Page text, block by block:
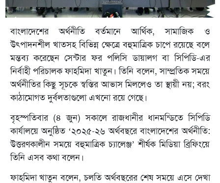
বাংলাদেশের অর্থনীতি বর্তমানে আর্থিক, সামাজিক ও
উৎপাদনশীল খাতসহ বিভিন্ন ক্ষেত্রে বহুমাত্রিক চাপে রয়েছে বলে
মন্তব্য করেছেন সেন্টার ফর পলিসি ডায়ালগ বা সিপিডি-এর
নির্বাহী পরিচালক ফাহমিদা খাতুন। তিনি বলেন, সাম্প্রতিক সময়ে
অর্থনীতির কিছু সূচকে স্বস্তির আভাস মিললেও তা স্থায়ী নয়; বরং
কাঠামোগত দুর্বলতাগুলো এখনো রয়ে গেছে।
বৃহস্পতিবার (৪ জুন) সকালে রাজধানীর ধানমন্ডিতে সিপিডি
কার্যালয়ে অনুষ্ঠিত ‘২০২৫-২৬ অর্থবছরে বাংলাদেশের অর্থনীতি:
উত্তরণকালীন সময়ে বহুমাত্রিক চ্যালেঞ্জ’ শীর্ষক মিডিয়া ব্রিফিংয়ে
তিনি এসব কথা বলেন।
ফাহমিদা খাতুন বলেন, চলতি অর্থবছরের শেষ সময়ে এসে দেখা